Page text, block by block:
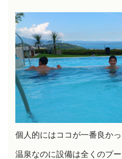
個人的にはココが一番良かっ
温泉なのに設備は全くのプ